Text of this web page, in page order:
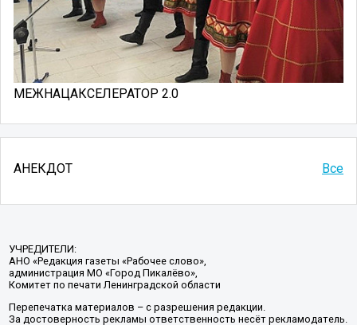
МЕЖНАЦАКСЕЛЕРАТОР 2.0
АНЕКДОТ Все
УЧРЕДИТЕЛИ:
АНО «Редакция газеты «Рабочее слово»,
администрация МО «Город Пикалёво»,
Комитет по печати Ленинградской области
Перепечатка материалов – с разрешения редакции.
За достоверность рекламы ответственность несёт рекламодатель.